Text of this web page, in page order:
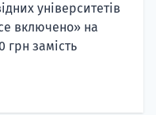
університетів
включено» на
грн замість